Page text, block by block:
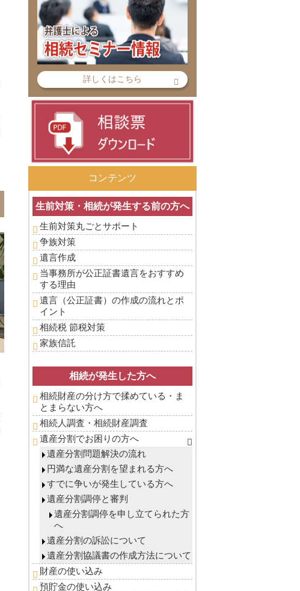
詳しくはこちら
コンテンツ
生前対策・相続が発生する前の方へ
生前対策丸ごとサポート
争族対策
遺言作成
当事務所が公正証書遺言をおすすめ
する理由
遺言（公正証書）の作成の流れとポ
イント
相続税 節税対策
家族信託
相続が発生した方へ
相続財産の分け方で揉めている・ま
とまらない方へ
相続人調査・相続財産調査
遺産分割でお困りの方へ
遺産分割問題解決の流れ
円満な遺産分割を望まれる方へ
すでに争いが発生している方へ
遺産分割調停と審判
遺産分割調停を申し立てられた方
へ
遺産分割の訴訟について
遺産分割協議書の作成方法について
財産の使い込み
預貯金の使い込み